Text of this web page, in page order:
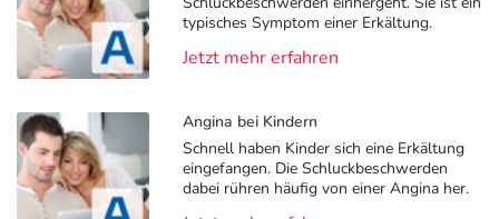
typisches Symptom einer Erkältung.
Jetzt mehr erfahren
Angina bei Kindern
Schnell haben Kinder sich eine Erkältung
eingefangen. Die Schluckbeschwerden
dabei rühren häufig von einer Angina her.